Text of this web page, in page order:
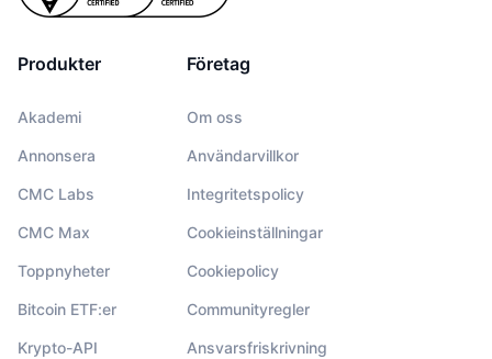
Produkter
Akademi
Annonsera
CMC Labs
CMC Max
Toppnyheter
Bitcoin ETF:er
Krypto-API
Företag
Om oss
Användarvillkor
Integritetspolicy
Cookieinställningar
Cookiepolicy
Communityregler
Ansvarsfriskrivning